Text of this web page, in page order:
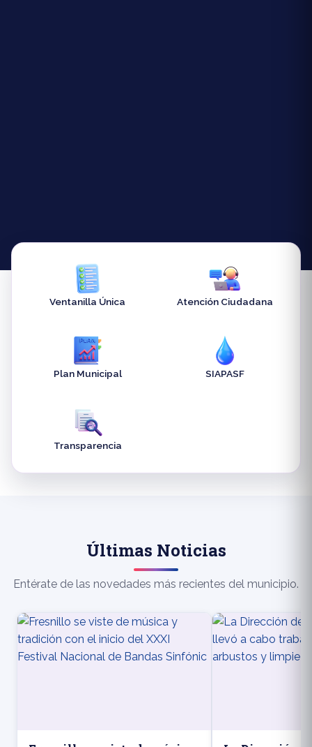
Ventanilla Única Atención Ciudadana
Plan Municipal SIAPASF
Transparencia
Últimas Noticias
Entérate de las novedades más recientes del municipio.